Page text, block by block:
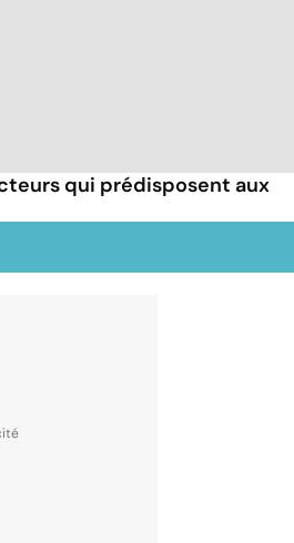
qui prédisposent aux